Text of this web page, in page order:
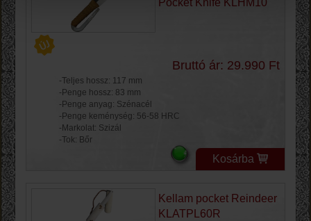
Bruttó ár: 29.990 Ft
-Teljes hossz: 117 mm
-Penge hossz: 83 mm
-Penge anyag: Szénacél
-Penge keménység: 56-58 HRC
-Markolat: Szizál
-Tok: Bőr
Kosárba
Kellam pocket Reindeer
KLATPL60R